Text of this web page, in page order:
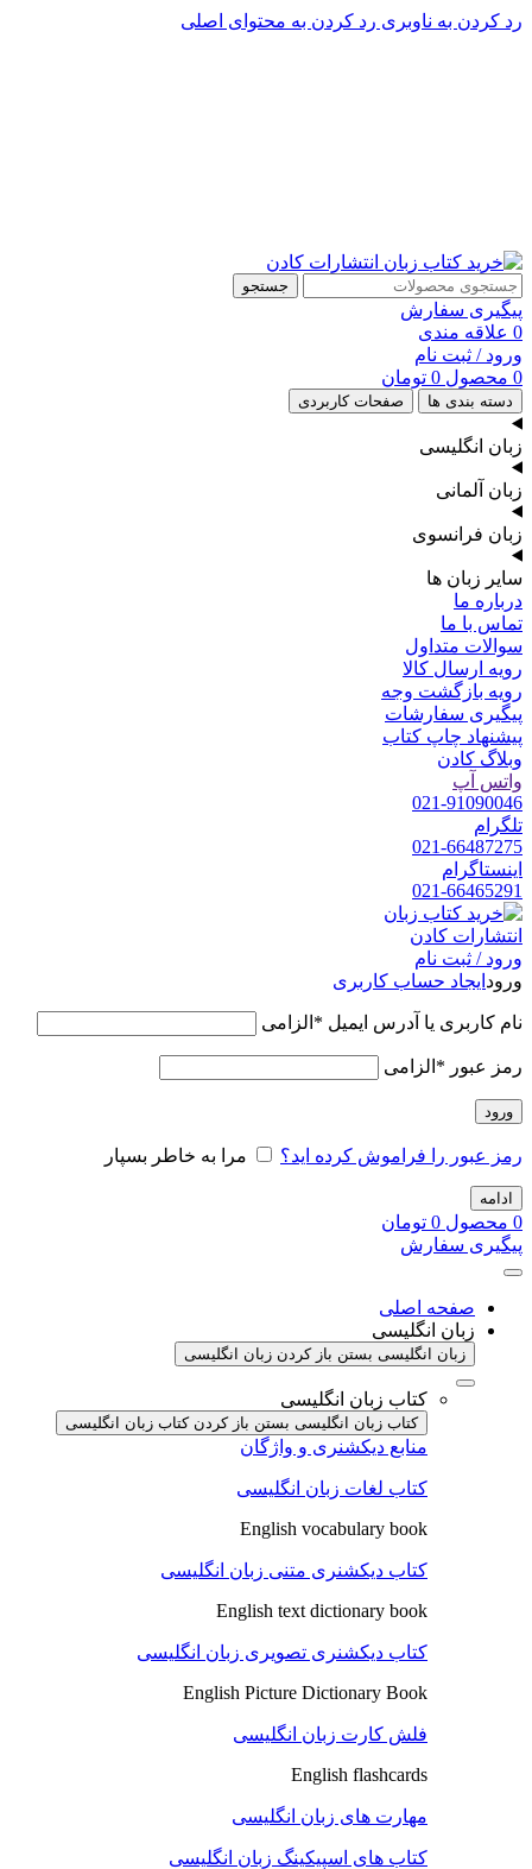
رد کردن به ناوبری رد کردن به محتوای اصلی
جستجو
پیگیری سفارش
0 علاقه مندی
ورود / ثبت نام
0 محصول 0 تومان
دسته بندی ها صفحات کاربردی
زبان انگلیسی
زبان آلمانی
زبان فرانسوی
سایر زبان ها
درباره ما
تماس با ما
سوالات متداول
رویه ارسال کالا
رویه بازگشت وجه
پیگیری سفارشات
پیشنهاد چاپ کتاب
وبلاگ کادن
واتس آپ
021-91090046
تلگرام
021-66487275
اینستاگرام
021-66465291
ورود / ثبت نام
ورود ایجاد حساب کاربری
نام کاربری یا آدرس ایمیل * الزامی
رمز عبور * الزامی
ورود
رمز عبور را فراموش کرده اید؟ مرا به خاطر بسپار
ادامه
0 محصول 0 تومان
پیگیری سفارش
صفحه اصلی
زبان انگلیسی
زبان انگلیسی بستن باز کردن زبان انگلیسی
کتاب زبان انگلیسی
کتاب زبان انگلیسی بستن باز کردن کتاب زبان انگلیسی
منابع دیکشنری و واژگان
کتاب لغات زبان انگلیسی
English vocabulary book
کتاب دیکشنری متنی زبان انگلیسی
English text dictionary book
کتاب دیکشنری تصویری زبان انگلیسی
English Picture Dictionary Book
فلش کارت زبان انگلیسی
English flashcards
مهارت های زبان انگلیسی
کتاب های اسپیکینگ زبان انگلیسی